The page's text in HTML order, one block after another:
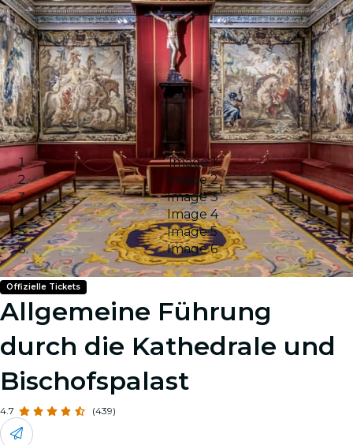
Image 1
Image 2
Image 3
Image 4
Image 5
Image 6
Offizielle Tickets
Allgemeine Führung
durch die Kathedrale und
Bischofspalast
4.7 (439)